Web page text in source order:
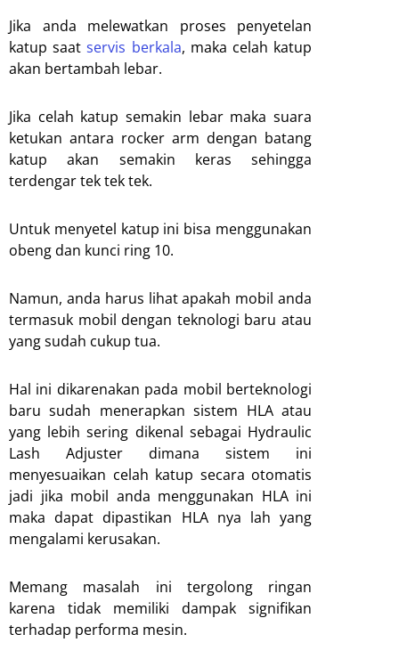
Jika anda melewatkan proses penyetelan
katup saatservis berkala, maka celah katup
akan bertambah lebar.
Jika celah katup semakin lebar maka suara
ketukan antara rocker arm dengan batang
katup akan semakin keras sehingga
terdengar tek tek tek.
Untuk menyetel katup ini bisa menggunakan
obeng dan kunci ring 10.
Namun, anda harus lihat apakah mobil anda
termasuk mobil dengan teknologi baru atau
yang sudah cukup tua.
Hal ini dikarenakan pada mobil berteknologi
baru sudah menerapkan sistem HLA atau
yang lebih sering dikenal sebagai Hydraulic
Lash Adjuster dimana sistem ini
menyesuaikan celah katup secara otomatis
jadi jika mobil anda menggunakan HLA ini
maka dapat dipastikan HLA nya lah yang
mengalami kerusakan.
Memang masalah ini tergolong ringan
karena tidak memiliki dampak signifikan
terhadap performa mesin.